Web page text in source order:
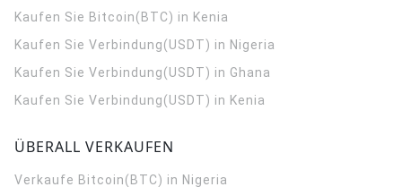
Kaufen Sie Bitcoin(BTC) in Kenia
Kaufen Sie Verbindung(USDT) in Nigeria
Kaufen Sie Verbindung(USDT) in Ghana
Kaufen Sie Verbindung(USDT) in Kenia
ÜBERALL VERKAUFEN
Verkaufe Bitcoin(BTC) in Nigeria